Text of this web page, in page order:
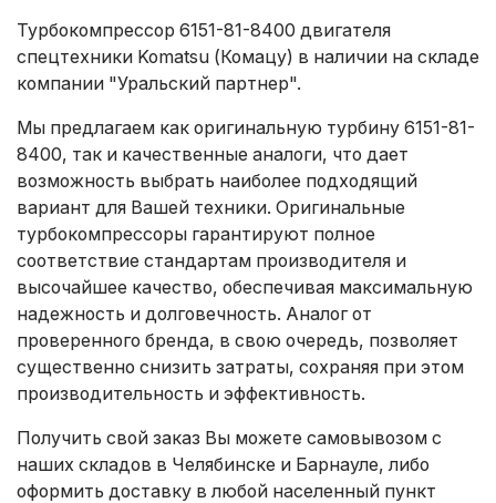
Турбокомпрессор 6151-81-8400 двигателя
спецтехники Komatsu (Комацу) в наличии на складе
компании "Уральский партнер".
Мы предлагаем как оригинальную турбину 6151-81-
8400, так и качественные аналоги, что дает
возможность выбрать наиболее подходящий
вариант для Вашей техники. Оригинальные
турбокомпрессоры гарантируют полное
соответствие стандартам производителя и
высочайшее качество, обеспечивая максимальную
надежность и долговечность. Аналог от
проверенного бренда, в свою очередь, позволяет
существенно снизить затраты, сохраняя при этом
производительность и эффективность.
Получить свой заказ Вы можете самовывозом с
наших складов в Челябинске и Барнауле, либо
оформить доставку в любой населенный пункт